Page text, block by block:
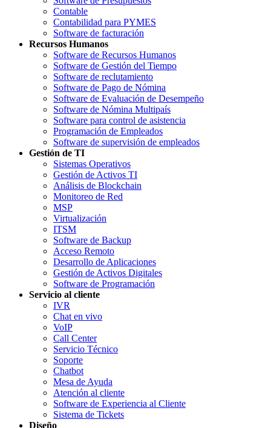
Contable
Contabilidad para PYMES
Software de facturación
Recursos Humanos
Software de Recursos Humanos
Software de Gestión del Tiempo
Software de reclutamiento
Software de Pago de Nómina
Software de Evaluación de Desempeño
Software de Nómina Multipaís
Software para control de asistencia
Programación de Empleados
Software de supervisión de empleados
Gestión de TI
Sistemas Operativos
Gestión de Activos TI
Análisis de Blockchain
Monitoreo de Red
MSP
Virtualización
ITSM
Software de Backup
Acceso Remoto
Desarrollo de Aplicaciones
Gestión de Activos Digitales
Software de Programación
Servicio al cliente
IVR
Chat en vivo
VoIP
Call Center
Servicio Técnico
Soporte
Chatbot
Mesa de Ayuda
Atención al cliente
Software de Experiencia al Cliente
Sistema de Tickets
Diseño